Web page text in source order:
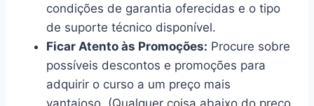
condições de garantia oferecidas e o tipo
de suporte técnico disponível.
Ficar Atento às Promoções: Procure sobre
possíveis descontos e promoções para
adquirir o curso a um preço mais
vantajoso. (Qualquer coisa abaixo do preço